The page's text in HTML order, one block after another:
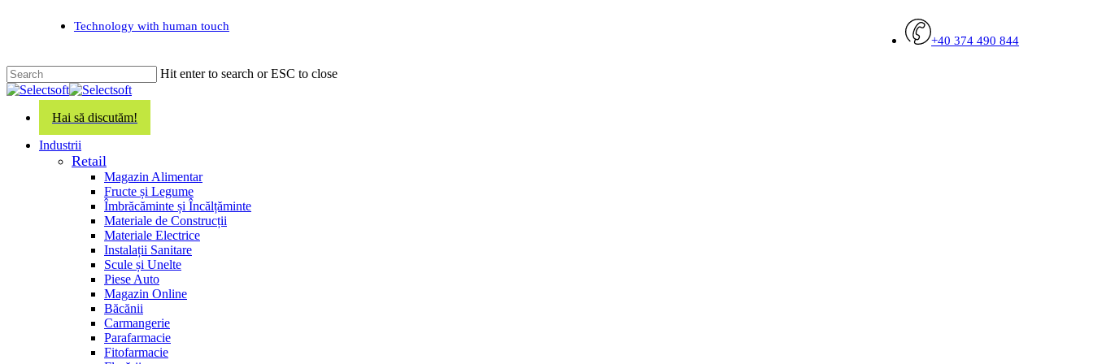
content
Technology with human touch
+40 374 490 844
Hit enter to search or ESC to close
Close
Search
Hai să discutăm!
search
Menu Industrii
Retail
Magazin Alimentar
Fructe și Legume
Îmbrăcăminte și Încălțăminte
Materiale de Construcții
Materiale Electrice
Instalații Sanitare
Scule și Unelte
Piese Auto
Magazin Online
Băcănii
Carmangerie
Parafarmacie
Fitofarmacie